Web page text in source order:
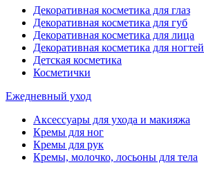
Декоративная косметика для глаз
Декоративная косметика для губ
Декоративная косметика для лица
Декоративная косметика для ногтей
Детская косметика
Косметички
Ежедневный уход
Аксессуары для ухода и макияжа
Кремы для ног
Кремы для рук
Кремы, молочко, лосьоны для тела